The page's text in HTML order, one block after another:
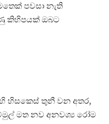
පවසා නැති
කිහිපයක් ඔබට
හිසකෙස් තුනී වන අතර,
මත නව අනවශ්‍ය රෝම